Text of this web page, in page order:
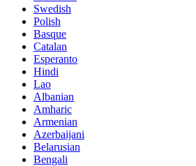
Swedish
Polish
Basque
Catalan
Esperanto
Hindi
Lao
Albanian
Amharic
Armenian
Azerbaijani
Belarusian
Bengali